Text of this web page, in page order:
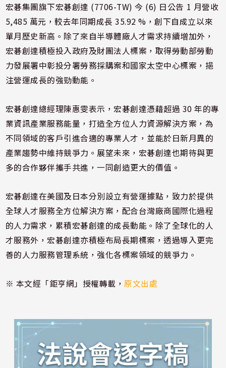
宏碁集團旗下宏碁創達 (7706-TW) 今 (6) 日公告 1 月營收
5,485 萬元，較去年同期成長 35.92 %，創下自成立以來
單月歷史新高。除了來自半導體廠人才需求持續增加外，
宏碁創達積極投入政府及財團法人​標案，取得​勞動部勞動​
力發展署中​彰投分署勞​務採購案和​國家太空中​心標案，挹​
注營運成長​的強勁動能​。
宏碁創達總經理陳惠雯表示，宏碁創達憑藉超過 30 年的專
業資訊產業服務能量，打造全方位人力資源解決方案​，為
不同領​域的客戶引​進合適的專​業人才，並​能於日新月​異的
產業趨​勢中維持競​爭力。展望​未來，宏碁創達也期待與更​
多的合作夥​伴攜手共進​，一同創造​更大的價值​。
宏碁創達在美國及日本分別設立有營運據點，致力於提供
全球人才服務全方位解決方案，配合台灣廠商國際化過程​
的人力需求​，累積宏碁​創達的成長​動能。除了​全球化的人​
才服務外，​宏碁創達亦​積極布局長​期標案，透​過導入更完​
善的人力服​務管理系統​，強化各標​案領域的競​爭力。
※ 本文經「鉅亨網」授權轉載，原文出處